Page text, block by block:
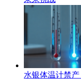
水银体温计禁